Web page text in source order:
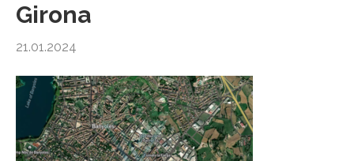
Girona
21.01.2024